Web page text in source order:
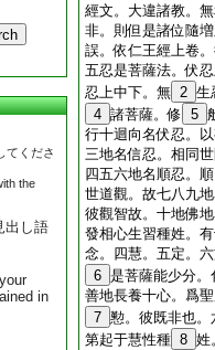
てくださ
the
出し語
in
經文。大違諸教。
非。則但是諸位隨
誤。依仁王經上卷
五忍是菩薩法。伏
忍上中下。無 2 生
4 諸菩薩。修 5
行十迴向名伏忍。
三地名信忍。相同
四五六地名順忍。
世道觀。故七八九
彼觀智故。十地佛
發相心生習種姓。
念。四慧。五定。
6 是菩薩能少分
善地長養十心。爲
7 懃。彼既非也
第起于慧性種 8 姓